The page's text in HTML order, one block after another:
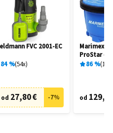
FVC 2001-EC
84% 54x
od 27,80 € -7%
Marimex
ProStar 4
filtrácia
86% 136
od